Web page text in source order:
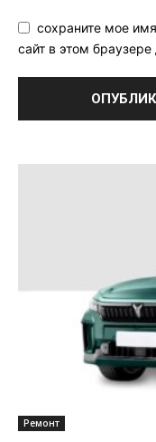
сохраните мое
сайт в этом
Ремонт